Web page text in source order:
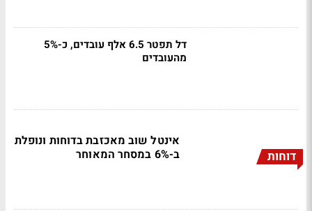
דל תפטר 6.5 אלף עובדים, כ-5%
מהעובדים
דוחות
אינטל שוב מאכזבת בדוחות ונופלת
ב-6% במסחר המאוחר